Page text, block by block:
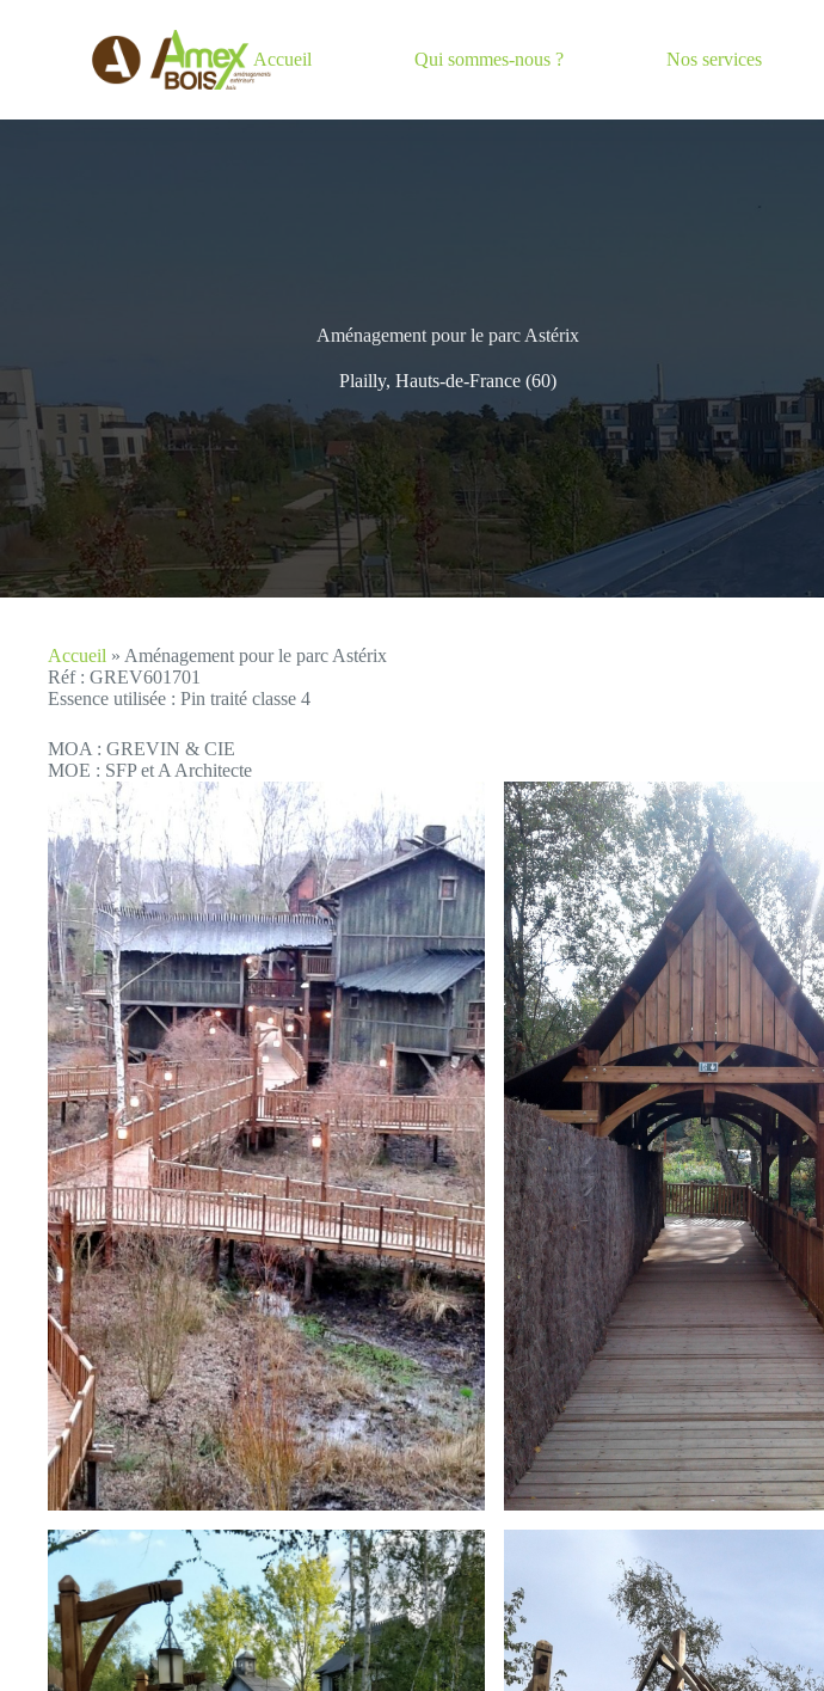
Accueil Qui sommes-nous ? Nos services
Aménagement pour le parc Astérix
Plailly, Hauts-de-France (60)
Accueil » Aménagement pour le parc Astérix
Réf : GREV601701
Essence utilisée : Pin traité classe 4
MOA : GREVIN & CIE
MOE : SFP et A Architecte